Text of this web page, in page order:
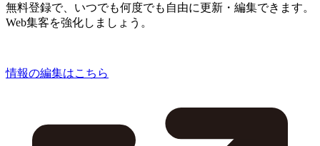
無料登録で、いつでも何度でも自由に更新・編集できます。
Web集客を強化しましょう。
情報の編集はこちら